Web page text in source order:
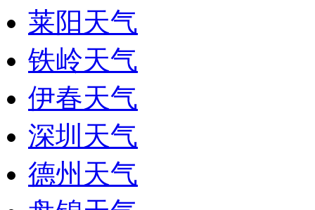
莱阳天气
铁岭天气
伊春天气
深圳天气
德州天气